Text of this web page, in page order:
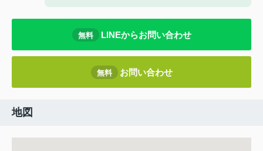
無料 LINEからお問い合わせ
無料 お問い合わせ
地図